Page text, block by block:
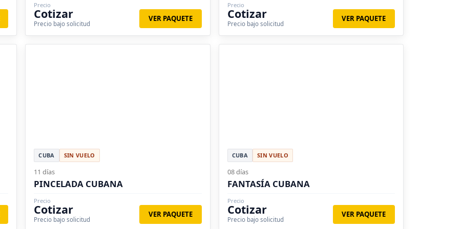
Precio
Cotizar
Precio bajo solicitud
VER PAQUETE
Precio
Cotizar
Precio bajo solicitud
VER PAQUETE
CUBA SIN VUELO
11 días
PINCELADA CUBANA
Precio
Cotizar
Precio bajo solicitud
VER PAQUETE
CUBA SIN VUELO
08 días
FANTASÍA CUBANA
Precio
Cotizar
Precio bajo solicitud
VER PAQUETE